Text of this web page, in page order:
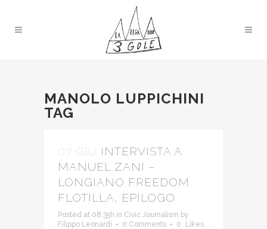
MANOLO LUPPICHINI
TAG
07 GIU INTERVISTA A
MANUEL ZANI –
LONGIANO FREEDOM
FLOTILLA, EPILOGO
Posted at 08:35h in Civic Journalism by
Filippo Leonardi
0 Comments 0
Likes